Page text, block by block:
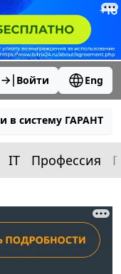
Войти Eng
в систему ГАРАНТ
IT Профессия